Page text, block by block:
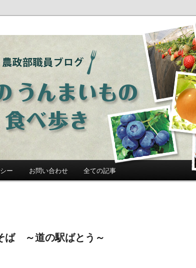
栃木のうんまいもの食べ歩
ー お問い合わせ 全ての記事
ば ～道の駅ばとう～